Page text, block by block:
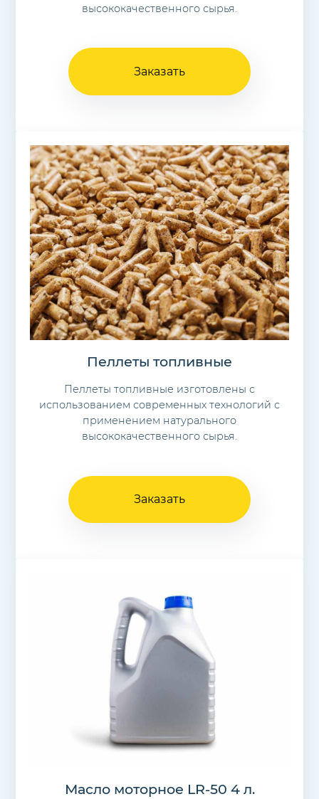
высококачественного сырья.
Заказать
Пеллеты топливные
Пеллеты топливные изготовлены с
использованием современных технологий с
применением натурального
высококачественного сырья.
Заказать
Масло моторное LR-50 4 л.